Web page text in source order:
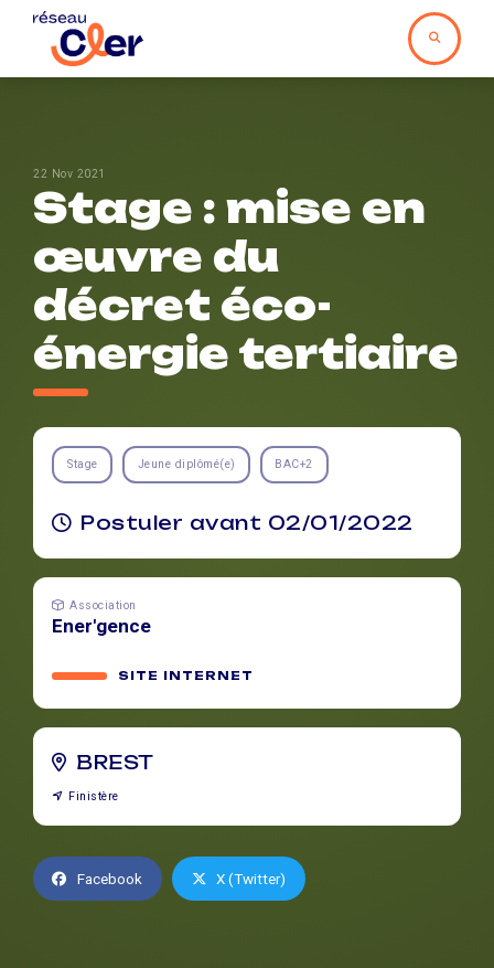
22 Nov 2021
Stage : mise en
œuvre du
décret éco-
énergie tertiaire
Stage Jeune diplômé(e) BAC+2
Postuler avant 02/01/2022
Association
Ener'gence
SITE INTERNET
BREST
Finistère
Facebook X (Twitter)